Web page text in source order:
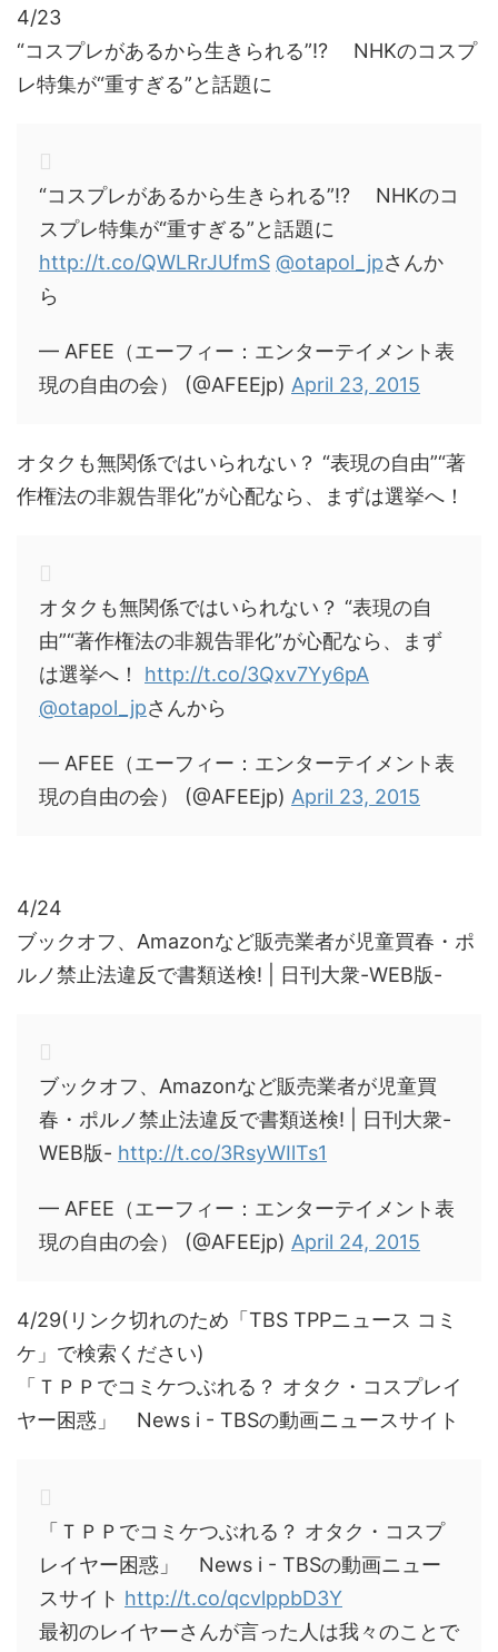
4/23
“コスプレがあるから生きられる”!? NHKのコスプ
レ特集が“重すぎる”と話題に
“コスプレがあるから生きられる”!? NHKのコ
スプレ特集が“重すぎる”と話題に
http://t.co/QWLRrJUfmS @otapol_jpさんか
ら
— AFEE（エーフィー：エンターテイメント表
現の自由の会） (@AFEEjp) April 23, 2015
オタクも無関係ではいられない？ “表現の自由”“著
作権法の非親告罪化”が心配なら、まずは選挙へ！
オタクも無関係ではいられない？ “表現の自
由”“著作権法の非親告罪化”が心配なら、まず
は選挙へ！ http://t.co/3Qxv7Yy6pA
@otapol_jpさんから
— AFEE（エーフィー：エンターテイメント表
現の自由の会） (@AFEEjp) April 23, 2015
4/24
ブックオフ、Amazonなど販売業者が児童買春・ポ
ルノ禁止法違反で書類送検! | 日刊大衆-WEB版-
ブックオフ、Amazonなど販売業者が児童買
春・ポルノ禁止法違反で書類送検! | 日刊大衆-
WEB版- http://t.co/3RsyWIlTs1
— AFEE（エーフィー：エンターテイメント表
現の自由の会） (@AFEEjp) April 24, 2015
4/29(リンク切れのため「TBS TPPニュース コミ
ケ」で検索ください)
「ＴＰＰでコミケつぶれる？ オタク・コスプレイ
ヤー困惑」 News i - TBSの動画ニュースサイト
「ＴＰＰでコミケつぶれる？ オタク・コスプ
レイヤー困惑」 News i - TBSの動画ニュー
スサイト http://t.co/qcvlppbD3Y
最初のレイヤーさんが言った人は我々のことで